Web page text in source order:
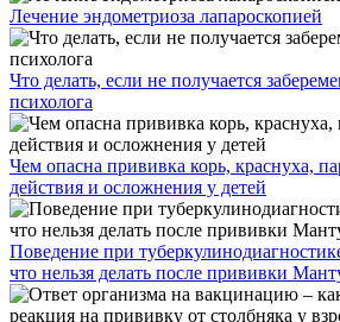
Лечение эндометриоза лапароскопией
Что делать, если не получается
психолога
Чем опасна прививка корь, краснуха,
действия и осложнения у детей
Поведение при
что нельзя делать после прививки